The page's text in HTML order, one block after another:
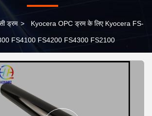
ड्रम > Kyocera OPC ड्रम के लिए Kyocera FS-
FS4100 FS4200 FS4300 FS2100